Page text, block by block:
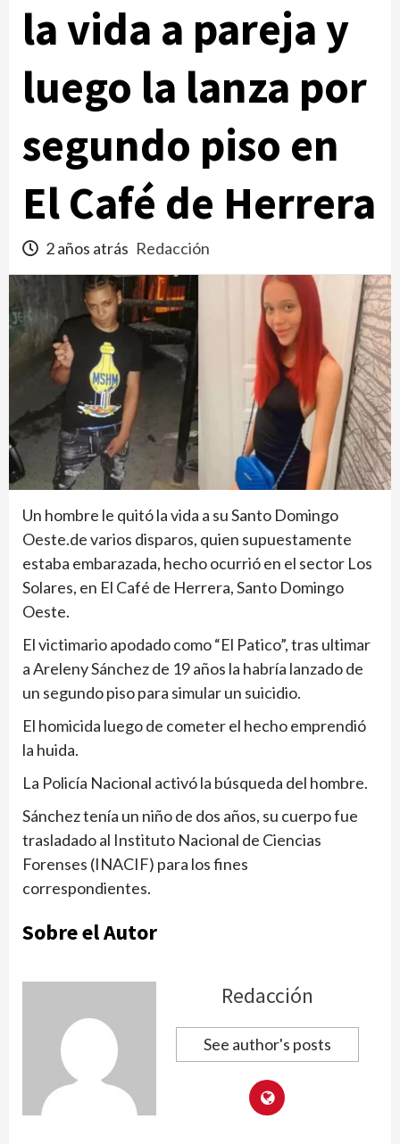
la vida a pareja y
luego la lanza por
segundo piso en
El Café de Herrera
2 años atrás Redacción
Un hombre le quitó la vida a su Santo Domingo
Oeste.de varios disparos, quien supuestamente
estaba embarazada, hecho ocurrió en el sector Los
Solares, en El Café de Herrera, Santo Domingo
Oeste.
El victimario apodado como “El Patico”, tras ultimar
a Areleny Sánchez de 19 años la habría lanzado de
un segundo piso para simular un suicidio.
El homicida luego de cometer el hecho emprendió
la huida.
La Policía Nacional activó la búsqueda del hombre.
Sánchez tenía un niño de dos años, su cuerpo fue
trasladado al Instituto Nacional de Ciencias
Forenses (INACIF) para los fines
correspondientes.
Sobre el Autor
Redacción
See author's posts